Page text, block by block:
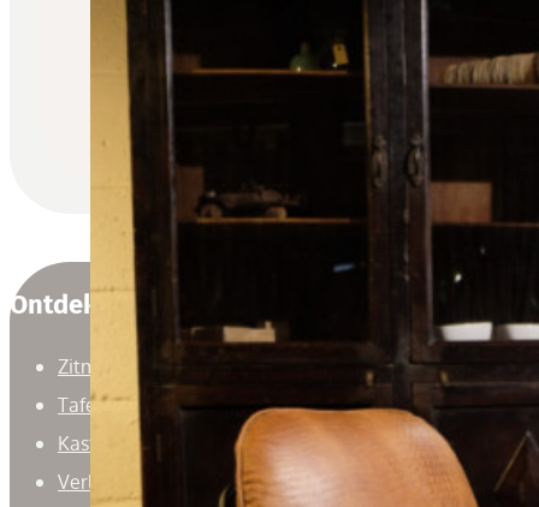
Ontdek
Zitmeubelen
Tafels
Kasten
Verlichting